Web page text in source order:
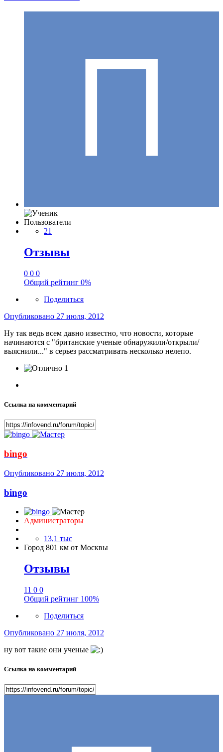
Пользователи
21
Отзывы
0 0 0
Общий рейтинг 0%
Поделиться
Опубликовано 27 июля, 2012
Ну так ведь всем давно известно, что новости, которые
начинаются с "британские ученые обнаружили/открыли/
выяснили..." в серьез рассматривать несколько нелепо.
1
Ссылка на комментарий
bingo
Опубликовано 27 июля, 2012
bingo
Администраторы
13,1 тыс
Город 801 км от Москвы
Отзывы
11 0 0
Общий рейтинг 100%
Поделиться
Опубликовано 27 июля, 2012
ну вот такие они ученые
Ссылка на комментарий